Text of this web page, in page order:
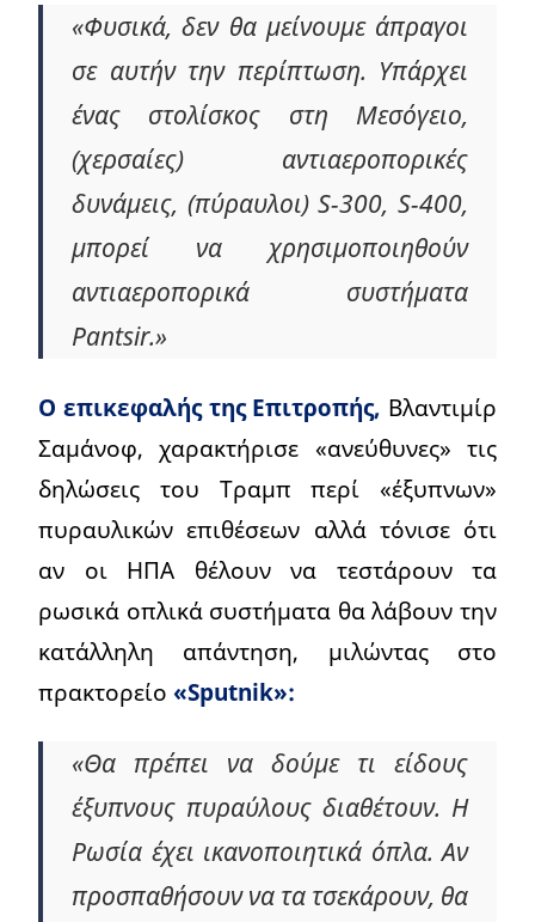
«Φυσικά, δεν θα μείνουμε άπραγοι
σε αυτήν την περίπτωση. Υπάρχει
ένας στολίσκος στη Μεσόγειο,
(χερσαίες) αντιαεροπορικές
δυνάμεις, (πύραυλοι) S-300, S-400,
μπορεί να χρησιμοποιηθούν
αντιαεροπορικά συστήματα
Pantsir.»
Ο επικεφαλής της Επιτροπής, Βλαντιμίρ
Σαμάνοφ, χαρακτήρισε «ανεύθυνες» τις
δηλώσεις του Τραμπ περί «έξυπνων»
πυραυλικών επιθέσεων αλλά τόνισε ότι
αν οι ΗΠΑ θέλουν να τεστάρουν τα
ρωσικά οπλικά συστήματα θα λάβουν την
κατάλληλη απάντηση, μιλώντας στο
πρακτορείο «Sputnik»:
«Θα πρέπει να δούμε τι είδους
έξυπνους πυραύλους διαθέτουν. Η
Ρωσία έχει ικανοποιητικά όπλα. Αν
προσπαθήσουν να τα τσεκάρουν, θα